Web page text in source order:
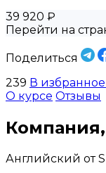
39 920 ₽
Перейти на
Поделиться
239 В избранное
О курсе Отзывы
Английский от